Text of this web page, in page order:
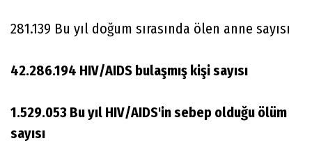
281.139 Bu yıl doğum sırasında ölen anne sayısı
42.286.194 HIV/AIDS bulaşmış kişi sayısı
1.529.053 Bu yıl HIV/AIDS'in sebep olduğu ölüm
sayısı